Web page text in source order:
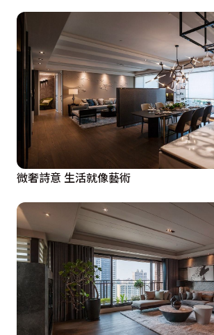
微奢詩意 生活就像藝術